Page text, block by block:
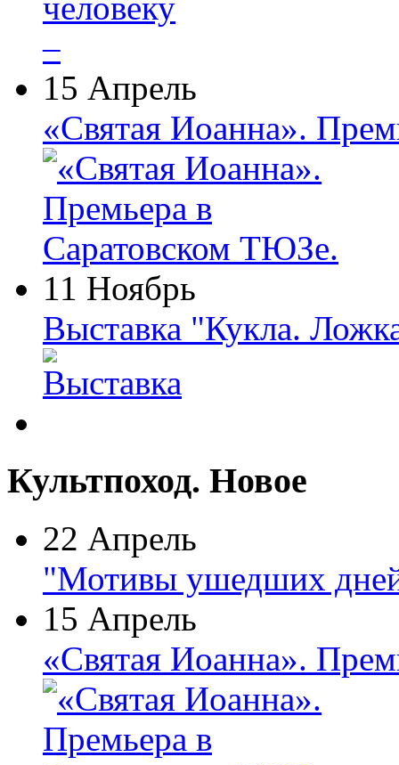
15 Апрель
«Святая Иоанна».
11 Ноябрь
Выставка "Кукла.
Культпоход. Новое
22 Апрель
"Мотивы ушедших
15 Апрель
«Святая Иоанна».